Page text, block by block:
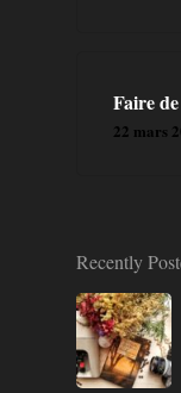
Faire
22 mars
Recently